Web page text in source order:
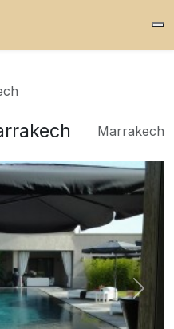
Marrakech